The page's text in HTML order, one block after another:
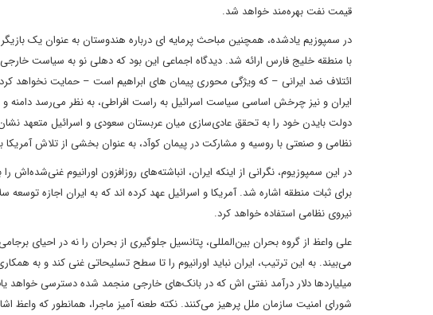
قیمت نفت بهره‌مند خواهد شد.
در سمپوزیم یادشده، همچنین مباحث پرمایه ای درباره هندوستان به عنوان یک
با منطقه خلیج فارس ارائه شد. دیدگاه اجماعی این بود که دهلی نو به سیاست خارجی
ائتلاف ضد ایرانی – که ویژگی محوری پیمان های ابراهیم است – حمایت نخواهد
ایران و نیز چرخش اساسی سیاست اسرائیل به راست افراطی، به نظر می‌رسد دامنه و
دولت بایدن خود را به تحقق عادی‌سازی میان عربستان سعودی و اسرائیل متعهد
نظامی و صنعتی با روسیه و مشارکت در پیمان کوآد، به عنوان بخشی از تلاش آمریکا
در این سمپوزیوم، نگرانی از اینکه ایران، انباشته‌های روزافزون اورانیوم
برای ثبات منطقه اشاره شد. آمریکا و اسرائیل عهد کرده اند که به ایران اجازه
نیروی نظامی استفاده خواهد کرد.
علی واعظ از گروه بحران بین‌المللی، پتانسیل جلوگیری از بحران را نه در احیای
می‌بیند. به این ترتیب، ایران نباید اورانیوم را تا سطح تسلیحاتی غنی‌ کند و به
میلیاردها دلار درآمد نفتی اش که در بانک‌های خارجی منجمد شده دسترسی خواهد
شورای امنیت سازمان ملل پرهیز می‌کنند. نکته طعنه آمیز ماجرا، همانطور که